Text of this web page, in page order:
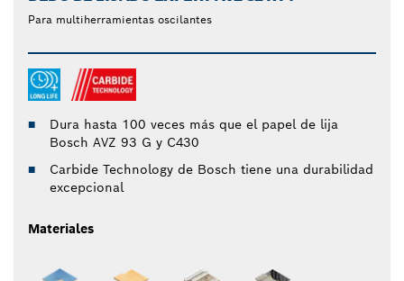
Para multiherramientas oscilantes
Dura hasta 100 veces más que el papel de lija
Bosch AVZ 93 G y C430
Carbide Technology de Bosch tiene una durabilidad
excepcional
Materiales